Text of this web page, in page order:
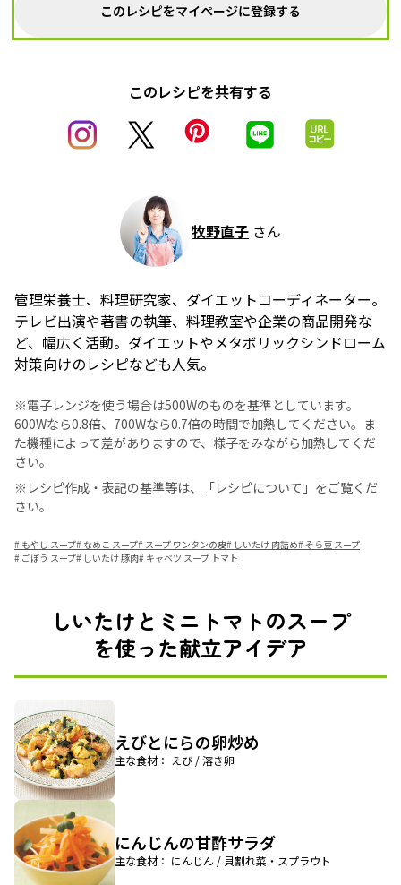
このレシピをマイページに登録する
このレシピを共有する
牧野直子 さん
管理栄養士、料理研究家、ダイエットコーディネーター。
テレビ出演や著書の執筆、料理教室や企業の商品開発な
ど、幅広く活動。ダイエットやメタボリックシンドローム
対策向けのレシピなども人気。
※電子レンジを使う場合は500Wのものを基準としています。
600Wなら0.8倍、700Wなら0.7倍の時間で加熱してください。ま
た機種によって差がありますので、様子をみながら加熱してくだ
さい。
※レシピ作成・表記の基準等は、
「レシピについて」 をご覧くだ
さい。
# もやし スープ# なめこ スープ# スープ ワンタンの皮# しいたけ 肉詰め#そら豆 スープ
# ごぼう スープ# しいたけ 豚肉# キャベツ スープ トマト
しいたけとミニトマトのスープ
を使った献立アイデア
えびとにらの卵炒め
主な食材： えび / 溶き卵
にんじんの甘酢サラダ
主な食材： にんじん / 貝割れ菜・スプラウト